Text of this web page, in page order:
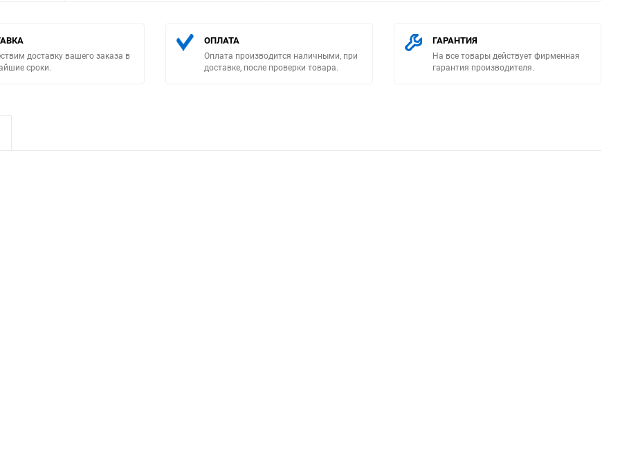
доставку вашего заказа в
сроки.
ОПЛАТА
Оплата производится наличными, при
доставке, после проверки товара.
ГАРАНТИЯ
На все товары действует фирменная
гарантия производителя.